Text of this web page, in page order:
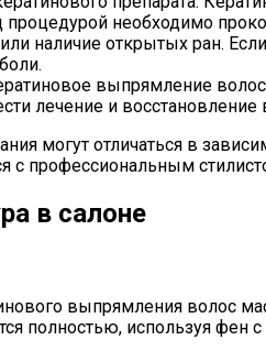
необходимо
наличие открытых ран.
выпрямление
лечение и
могут отличаться в
с профессиональным
в салоне
выпрямления волос
полностью, используя фен